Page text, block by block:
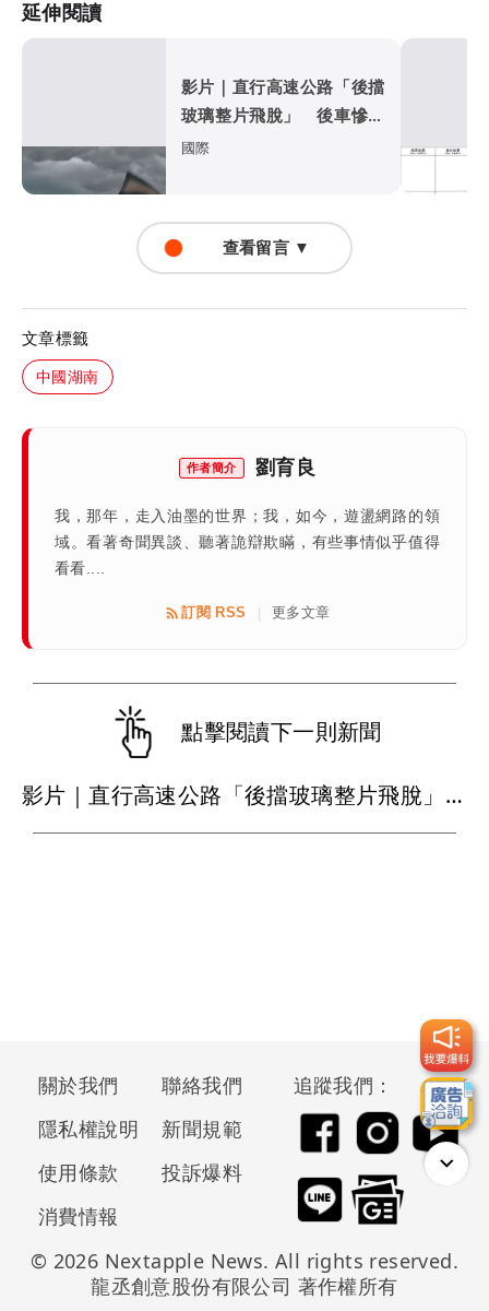
延伸閱讀
影片｜直行高速公路「後擋
玻璃整片飛脫」 後車慘遭
比亞迪擊落
國際
查看留言 ▼
文章標籤
中國湖南
作者簡介 劉育良
我，那年，走入油墨的世界；我，如今，遊盪網路的領
域。看著奇聞異談、聽著詭辯欺瞞，有些事情似乎值得
看看....
訂閱 RSS | 更多文章
點擊閱讀下一則新聞
影片｜直行高速公路「後擋玻璃整片飛脫」 後車慘遭比亞迪擊落
關於我們
聯絡我們
隱私權說明
新聞規範
使用條款
投訴爆料
消費情報
追蹤我們：
© 2026 Nextapple News. All rights reserved.
龍丞創意股份有限公司 著作權所有